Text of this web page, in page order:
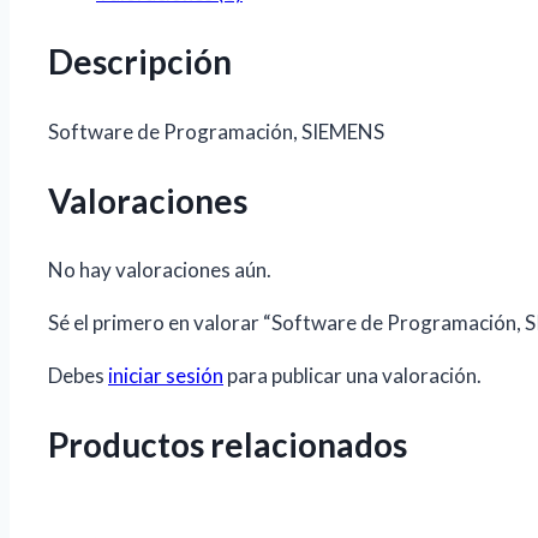
Descripción
Software de Programación, SIEMENS
Valoraciones
No hay valoraciones aún.
Sé el primero en valorar “Software de Programación,
Debes iniciar sesión para publicar una valoración.
Productos relacionados